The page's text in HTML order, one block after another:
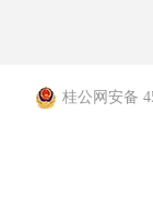
桂公网安备